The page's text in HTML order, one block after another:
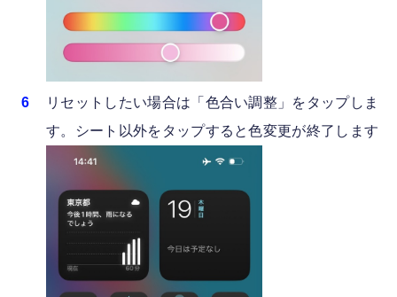
リセットしたい場合は「色合い調整」をタップしま
す。シート以外をタップすると色変更が終了します